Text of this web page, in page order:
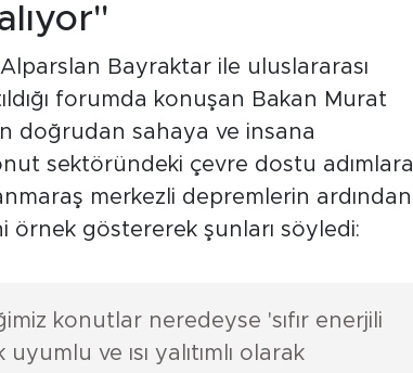
Bayraktar ile uluslararası
forumda konuşan Bakan Murat
doğrudan sahaya ve insana
sektöründeki çevre dostu adımlara
merkezli depremlerin ardından
örnek göstererek şunları söyledi:
konutlar neredeyse 'sıfır enerjili
ve ısı yalıtımlı olarak